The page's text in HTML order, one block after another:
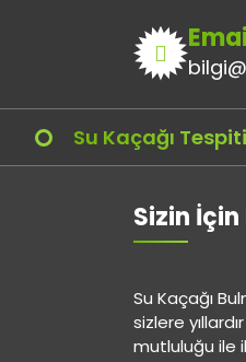
Su Kaçağı Tespiti
Sizin
Su Kaçağı
sizlere
mutluluğu ile